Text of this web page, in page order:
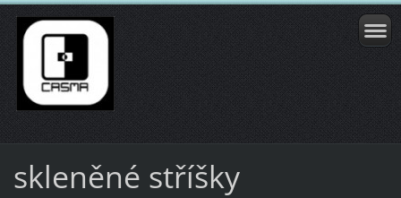
skleněné stříšky